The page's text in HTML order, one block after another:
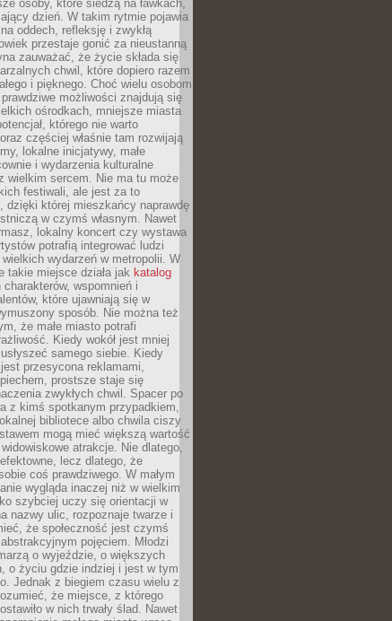
osoby, które siedzą na ławkach,
dzień. W takim rytmie pojawia
oddech, refleksję i zwykłą
przestaje gonić za nieustanną
zauważać, że życie składa się
chwil, które dopiero razem
i pięknego. Choć wielu osobom
możliwości znajdują się
ośrodkach, mniejsze miasta
którego nie warto
częściej właśnie tam rozwijają
lokalne inicjatywy, małe
i wydarzenia kulturalne
wielkim sercem. Nie ma tu może
festiwali, ale jest za to
dzięki której mieszkańcy naprawdę
w czymś własnym. Nawet
lokalny koncert czy wystawa
potrafią integrować ludzi
wielkich wydarzeń w metropolii. W
takie miejsce działa jak katalog
charakterów, wspomnień i
które ujawniają się w
sposób. Nie można też
że małe miasto potrafi
Kiedy wokół jest mniej
usłyszeć samego siebie. Kiedy
przesycona reklamami,
prostsze staje się
zwykłych chwil. Spacer po
z kimś spotkanym przypadkiem,
bibliotece albo chwila ciszy
mogą mieć większą wartość
atrakcje. Nie dlatego,
lecz dlatego, że
coś prawdziwego. W małym
wygląda inaczej niż w wielkim
szybciej uczy się orientacji w
nazwy ulic, rozpoznaje twarze i
że społeczność jest czymś
pojęciem. Młodzi
o wyjeździe, o większych
o życiu gdzie indziej i jest w tym
Jednak z biegiem czasu wielu z
że miejsce, z którego
w nich trwały ślad. Nawet